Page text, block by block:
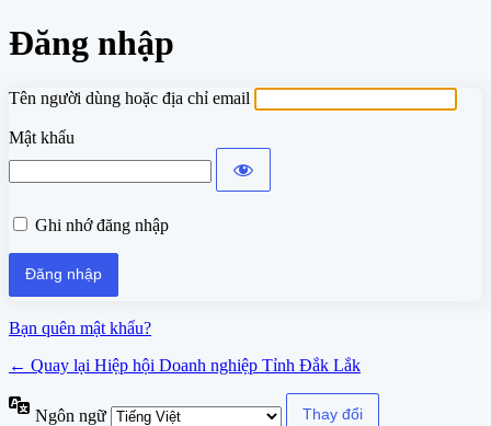
Đăng nhập
Tên người dùng hoặc địa chỉ email
Mật khẩu
Ghi nhớ đăng nhập
Bạn quên mật khẩu?
← Quay lại Hiệp hội Doanh nghiệp Tỉnh Đắk Lắk
Ngôn ngữ